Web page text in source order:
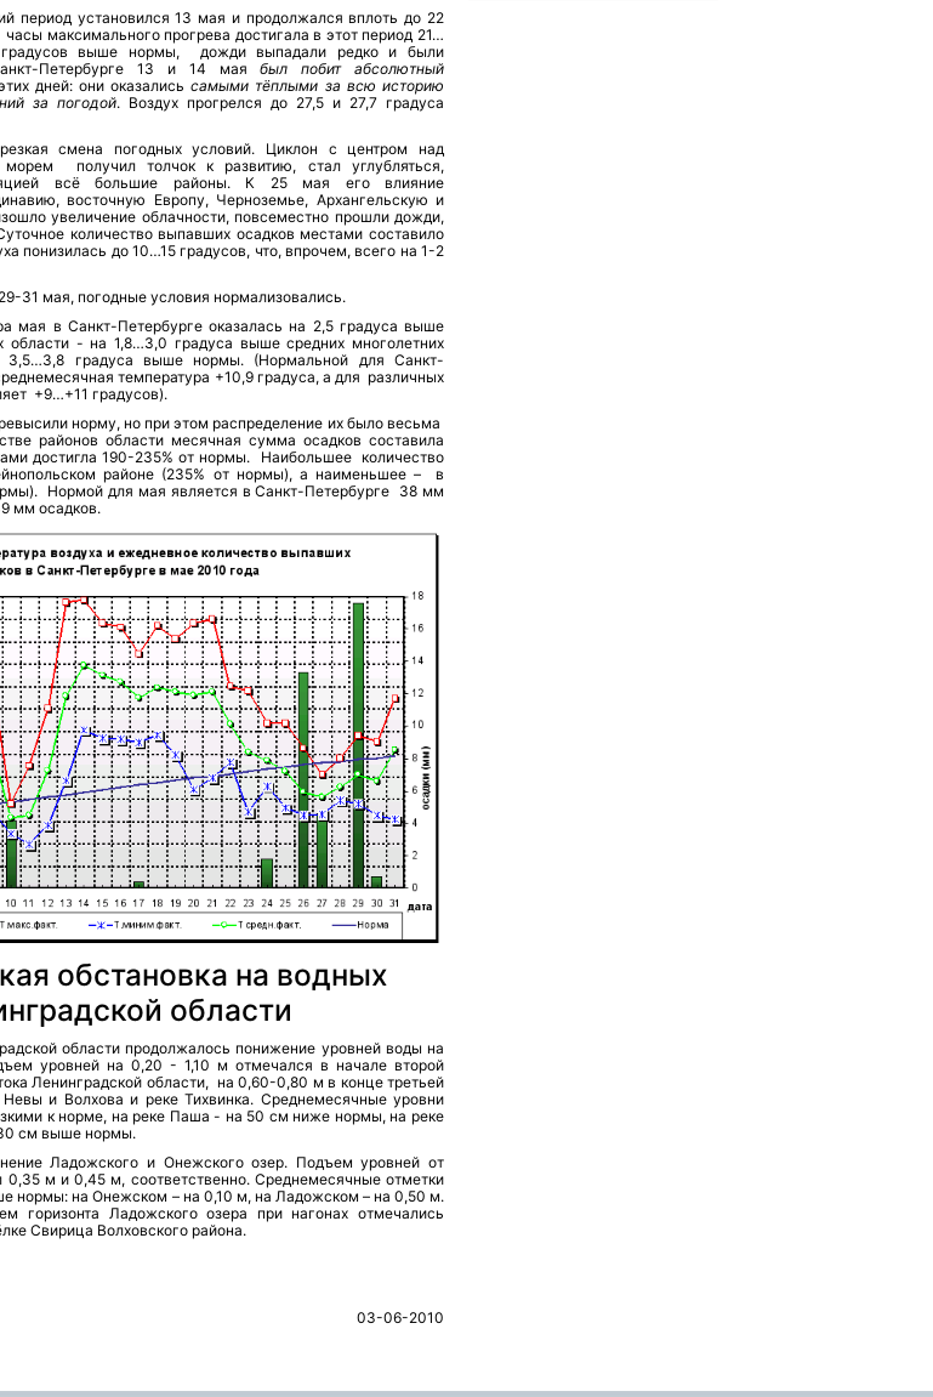
период установился 13 мая и продолжался вплоть до 22
максимального прогрева достигала в этот период 21…
выше нормы, дожди выпадали редко и были
Петербурге 13 и 14 маябыл побит абсолютный
дней: они оказалисьсамыми тёплыми за всю историю
за погодой. Воздух прогрелся до 27,5 и 27,7 градуса
смена погодных условий. Циклон с центром над
получил толчок к развитию, стал углубляться,
всё большие районы. К 25 мая его влияние
восточную Европу, Черноземье, Архангельскую и
увеличение облачности, повсеместно прошли дожди,
количество выпавших осадков местами составило
понизилась до 10…15 градусов, что, впрочем, всего на 1-2
31 мая, погодные условия нормализовались.
мая в Санкт-Петербурге оказалась на 2,5 градуса выше
- на 1,8…3,0 градуса выше средних многолетних
3,5…3,8 градуса выше нормы. (Нормальной для Санкт-
температура +10,9 градуса, а для различных
+9…+11 градусов).
норму, но при этом распределение их было весьма
районов области месячная сумма осадков составила
достигла 190-235% от нормы. Наибольшее количество
районе (235% от нормы), а наименьшее – в
Нормой для мая является в Санкт-Петербурге 38 мм
мм осадков.
обстановка на водных
области
области продолжалось понижение уровней воды на
уровней на 0,20 - 1,10 м отмечался в начале второй
Ленинградской области, на 0,60-0,80 м в конце третьей
и Волхова и реке Тихвинка. Среднемесячные уровни
к норме, на реке Паша - на 50 см ниже нормы, на реке
см выше нормы.
Ладожского и Онежского озер. Подъем уровней от
0,35 м и 0,45 м, соответственно. Среднемесячные отметки
нормы: на Онежском – на 0,10 м, на Ладожском – на 0,50 м.
горизонта Ладожского озера при нагонах отмечались
Свирица Волховского района.
03-06-2010